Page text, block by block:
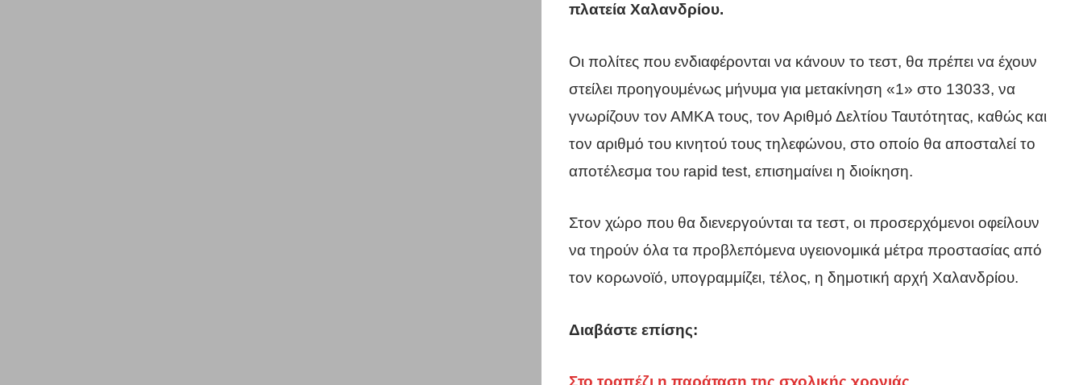
πόλη
πλατεία Χαλανδρίου.
Οι πολίτες που ενδιαφέρονται να κάνουν το τεστ, θα πρέπει να έχουν
στείλει προηγουμένως μήνυμα για μετακίνηση «1» στο 13033, να
γνωρίζουν τον ΑΜΚΑ τους, τον Αριθμό Δελτίου Ταυτότητας, καθώς και
τον αριθμό του κινητού τους τηλεφώνου, στο οποίο θα αποσταλεί το
αποτέλεσμα του rapid test, επισημαίνει η διοίκηση.
Στον χώρο που θα διενεργούνται τα τεστ, οι προσερχόμενοι οφείλουν
να τηρούν όλα τα προβλεπόμενα υγειονομικά μέτρα προστασίας από
τον κορωνοϊό, υπογραμμίζει, τέλος, η δημοτική αρχή Χαλανδρίου.
Διαβάστε επίσης:
Στο τραπέζι η παράταση της σχολικής χρονιάς